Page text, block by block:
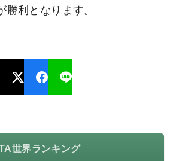
勝利となります。
世界ランキング